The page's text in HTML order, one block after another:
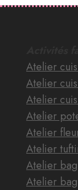
Atelier
Atelier
Atelier
Atelier
Atelier
Atelier
Atelier
Atelier